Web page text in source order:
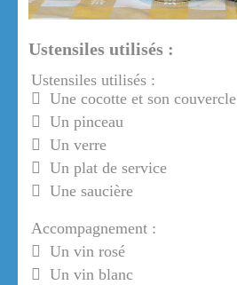
Ustensiles utilisés :
Ustensiles utilisés :
Une cocotte et son couvercle
Un pinceau
Un verre
Un plat de service
Une saucière
Accompagnement :
Un vin rosé
Un vin blanc